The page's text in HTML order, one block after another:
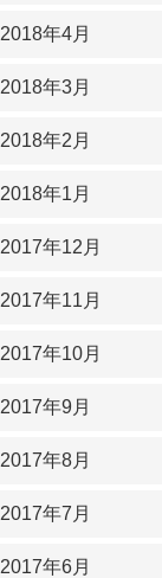
2018年4月
2018年3月
2018年2月
2018年1月
2017年12月
2017年11月
2017年10月
2017年9月
2017年8月
2017年7月
2017年6月